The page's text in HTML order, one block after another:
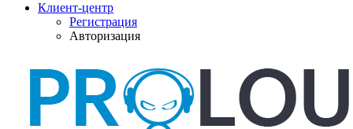
Клиент-центр
Регистрация
Авторизация